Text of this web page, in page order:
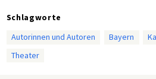
Schlagworte
Autorinnen und Autoren
Bayern
Theater